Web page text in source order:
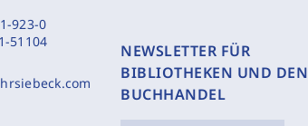
923-0
51104
NEWSLETTER FÜR
BIBLIOTHEKEN UND DEN
BUCHHANDEL